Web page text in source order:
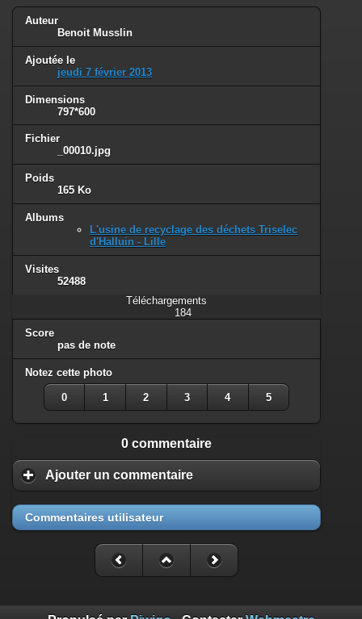
Auteur
Benoit Musslin
Ajoutée le
jeudi 7 février 2013
Dimensions
797*600
Fichier
_00010.jpg
Poids
165 Ko
Albums
L'usine de recyclage des déchets Triselec
d'Halluin - Lille
Visites
52488
Téléchargements
184
Score
pas de note
Notez cette photo
0 1 2 3 4 5
0 commentaire
Ajouter un commentaire
Commentaires utilisateur